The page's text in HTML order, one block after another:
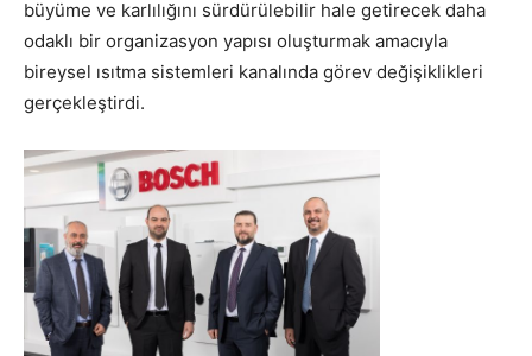
büyüme ve karlılığını sürdürülebilir hale getirecek daha
odaklı bir organizasyon yapısı oluşturmak amacıyla
bireysel ısıtma sistemleri kanalında görev değişiklikleri
gerçekleştirdi.